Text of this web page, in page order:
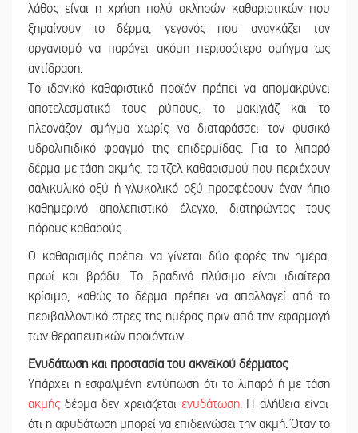
λάθος είναι η χρήση πολύ σκληρών καθαριστικών που
ξηραίνουν το δέρμα, γεγονός που αναγκάζει τον
οργανισμό να παράγει ακόμη περισσότερο σμήγμα ως
αντίδραση.
Το ιδανικό καθαριστικό προϊόν πρέπει να απομακρύνει
αποτελεσματικά τους ρύπους, το μακιγιάζ και το
πλεονάζον σμήγμα χωρίς να διαταράσσει τον φυσικό
υδρολιπιδικό φραγμό της επιδερμίδας. Για το λιπαρό
δέρμα με τάση ακμής, τα τζελ καθαρισμού που περιέχουν
σαλικυλικό οξύ ή γλυκολικό οξύ προσφέρουν έναν ήπιο
καθημερινό απολεπιστικό έλεγχο, διατηρώντας τους
πόρους καθαρούς.
Ο καθαρισμός πρέπει να γίνεται δύο φορές την ημέρα,
πρωί και βράδυ. Το βραδινό πλύσιμο είναι ιδιαίτερα
κρίσιμο, καθώς το δέρμα πρέπει να απαλλαγεί από το
περιβαλλοντικό στρες της ημέρας πριν από την εφαρμογή
των θεραπευτικών προϊόντων.
Ενυδάτωση και προστασία του ακνεϊκού δέρματος
Υπάρχει η εσφαλμένη εντύπωση ότι το λιπαρό ή με τάση
ακμής δέρμα δεν χρειάζεται ενυδάτωση. Η αλήθεια είναι
ότι η αφυδάτωση μπορεί να επιδεινώσει την ακμή. Όταν το